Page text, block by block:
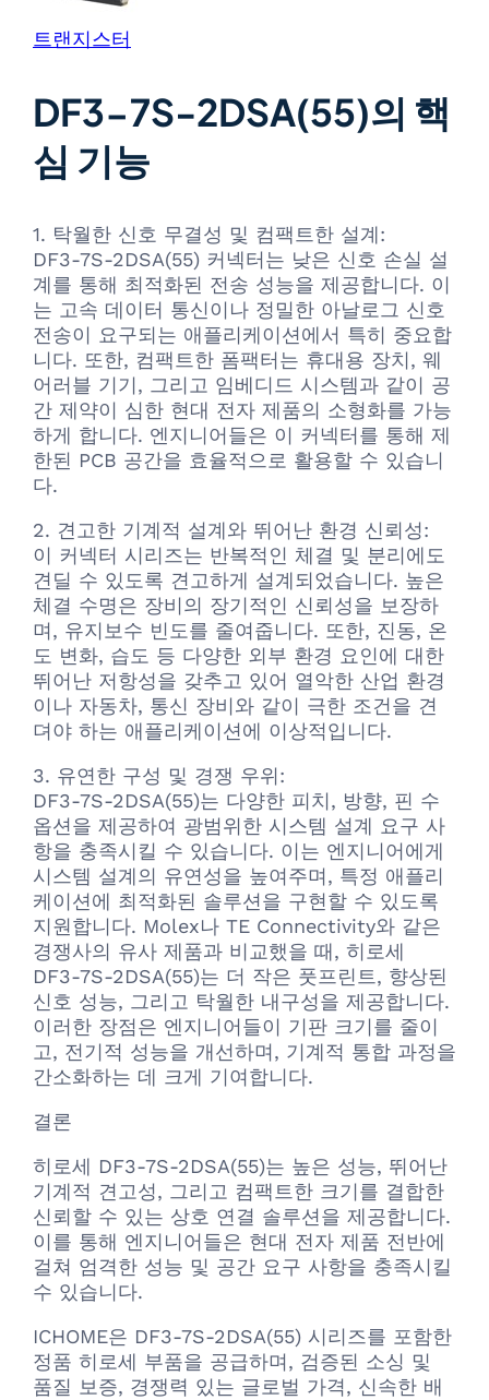
트랜지스터
DF3-7S-2DSA(55)의 핵
심 기능
1. 탁월한 신호 무결성 및 컴팩트한 설계:
DF3-7S-2DSA(55) 커넥터는 낮은 신호 손실 설
계를 통해 최적화된 전송 성능을 제공합니다. 이
는 고속 데이터 통신이나 정밀한 아날로그 신호
전송이 요구되는 애플리케이션에서 특히 중요합
니다. 또한, 컴팩트한 폼팩터는 휴대용 장치, 웨
어러블 기기, 그리고 임베디드 시스템과 같이 공
간 제약이 심한 현대 전자 제품의 소형화를 가능
하게 합니다. 엔지니어들은 이 커넥터를 통해 제
한된 PCB 공간을 효율적으로 활용할 수 있습니
다.
2. 견고한 기계적 설계와 뛰어난 환경 신뢰성:
이 커넥터 시리즈는 반복적인 체결 및 분리에도
견딜 수 있도록 견고하게 설계되었습니다. 높은
체결 수명은 장비의 장기적인 신뢰성을 보장하
며, 유지보수 빈도를 줄여줍니다. 또한, 진동, 온
도 변화, 습도 등 다양한 외부 환경 요인에 대한
뛰어난 저항성을 갖추고 있어 열악한 산업 환경
이나 자동차, 통신 장비와 같이 극한 조건을 견
뎌야 하는 애플리케이션에 이상적입니다.
3. 유연한 구성 및 경쟁 우위:
DF3-7S-2DSA(55)는 다양한 피치, 방향, 핀 수
옵션을 제공하여 광범위한 시스템 설계 요구 사
항을 충족시킬 수 있습니다. 이는 엔지니어에게
시스템 설계의 유연성을 높여주며, 특정 애플리
케이션에 최적화된 솔루션을 구현할 수 있도록
지원합니다. Molex나 TE Connectivity와 같은
경쟁사의 유사 제품과 비교했을 때, 히로세
DF3-7S-2DSA(55)는 더 작은 풋프린트, 향상된
신호 성능, 그리고 탁월한 내구성을 제공합니다.
이러한 장점은 엔지니어들이 기판 크기를 줄이
고, 전기적 성능을 개선하며, 기계적 통합 과정을
간소화하는 데 크게 기여합니다.
결론
히로세 DF3-7S-2DSA(55)는 높은 성능, 뛰어난
기계적 견고성, 그리고 컴팩트한 크기를 결합한
신뢰할 수 있는 상호 연결 솔루션을 제공합니다.
이를 통해 엔지니어들은 현대 전자 제품 전반에
걸쳐 엄격한 성능 및 공간 요구 사항을 충족시킬
수 있습니다.
ICHOME은 DF3-7S-2DSA(55) 시리즈를 포함한
정품 히로세 부품을 공급하며, 검증된 소싱 및
품질 보증, 경쟁력 있는 글로벌 가격, 신속한 배